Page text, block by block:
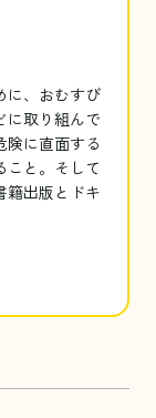
に、おむすび
に取り組んで
険に直面する
こと。そして
籍出版とドキ